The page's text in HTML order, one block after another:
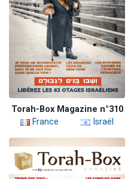
Torah-Box Magazine n°310
France
Israël